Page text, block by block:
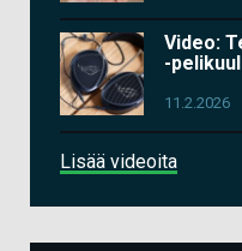
Video:
-
11.2.2026
Lisää videoita